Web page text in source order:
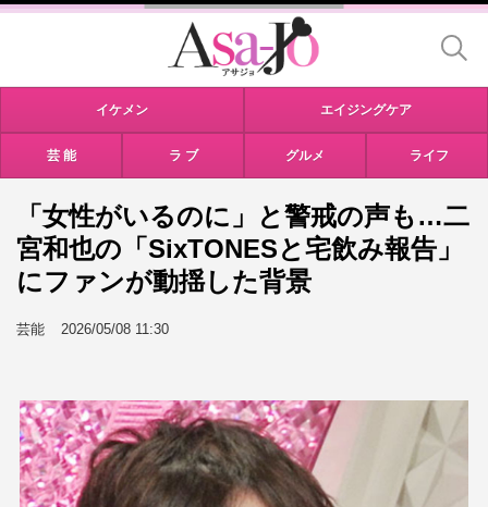
イケメン エイジングケア
芸 能 ラ ブ グルメ ライフ
「女性がいるのに」と警戒の声も…二
宮和也の「SixTONESと宅飲み報告」
にファンが動揺した背景
芸能 2026/05/08 11:30